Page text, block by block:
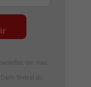
der max.
findest du